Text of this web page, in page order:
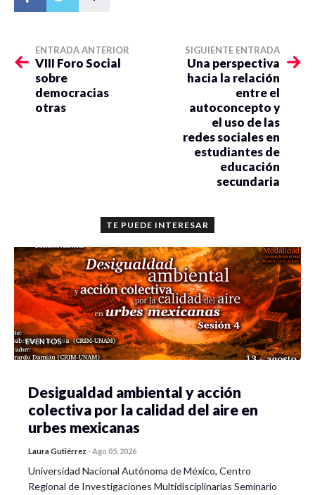
ENTRADA ANTERIOR
VIII Foro Social
sobre
democracias
otras
SIGUIENTE ENTRADA
Una perspectiva
hacia la relación
entre el
autoconcepto y
el uso de las
redes sociales en
estudiantes de
educación
secundaria
TE PUEDE INTERESAR
EVENTOS
Desigualdad ambiental y acción
colectiva por la calidad del aire en
urbes mexicanas
Laura Gutiérrez -Ago 05, 2026
Universidad Nacional Autónoma de México, Centro
Regional de Investigaciones Multidisciplinarias Seminario